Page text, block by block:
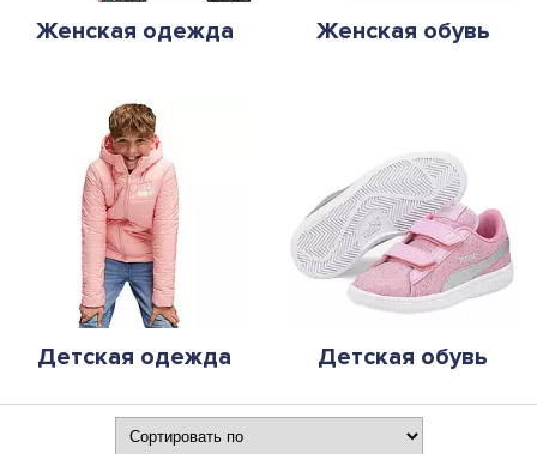
Женская одежда Женская обувь
Детская одежда Детская обувь